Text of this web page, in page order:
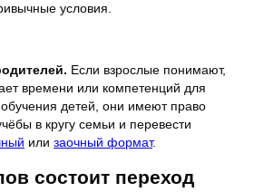
условия.
Если взрослые понимают,
времени или компетенций для
обучения детей, они имеют право
в кругу семьи и перевести
или заочный формат.
состоит переход